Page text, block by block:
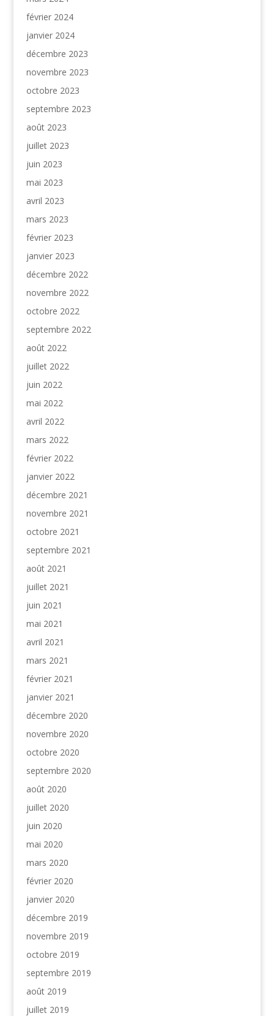
février 2024
janvier 2024
décembre 2023
novembre 2023
octobre 2023
septembre 2023
août 2023
juillet 2023
juin 2023
mai 2023
avril 2023
mars 2023
février 2023
janvier 2023
décembre 2022
novembre 2022
octobre 2022
septembre 2022
août 2022
juillet 2022
juin 2022
mai 2022
avril 2022
mars 2022
février 2022
janvier 2022
décembre 2021
novembre 2021
octobre 2021
septembre 2021
août 2021
juillet 2021
juin 2021
mai 2021
avril 2021
mars 2021
février 2021
janvier 2021
décembre 2020
novembre 2020
octobre 2020
septembre 2020
août 2020
juillet 2020
juin 2020
mai 2020
mars 2020
février 2020
janvier 2020
décembre 2019
novembre 2019
octobre 2019
septembre 2019
août 2019
juillet 2019